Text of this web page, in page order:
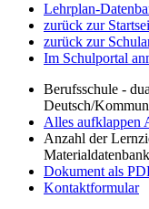
Lehrplan-
zurück zur
zurück zur
Im Schulportal
Berufsschule -
Deutsch/
Alles aufklappen
Anzahl der
Dokument als
Kontaktformular